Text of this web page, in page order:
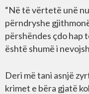
“Në të vërtetë unë
përndryshe
përshëndes çdo hap
është shumë i
Deri më tani asnjë
krimet e bëra gjatë